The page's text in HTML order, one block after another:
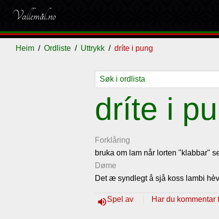
Vallemål.no
Heim Ordliste Uttrykk dríte i pung
dríte i
Forklåring
bruka om lam når lorten "klabbar"
Døme
Det æ syndlegt å sjå koss lambi
volume_upSpel av Har du kommentar